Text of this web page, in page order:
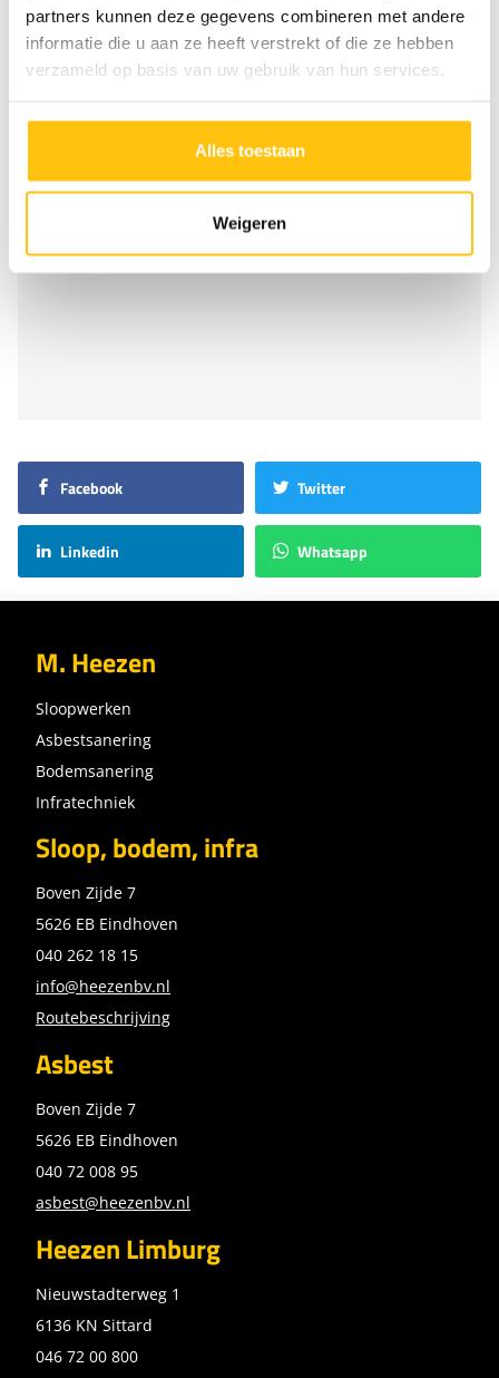
partners kunnen deze gegevens combineren met andere
informatie die u aan ze heeft verstrekt of die ze hebben
verzameld op basis van uw gebruik van hun services.
Alles toestaan
Weigeren
hebben we oude bouwmaterialen vrij weten te maken
voor direct hergebruik, waaronder dakpannen, houten
balken, dakbeschot, deuren en kozijnen zijn in ruime
Facebook Twitter
Linkedin Whatsapp
M. Heezen
Sloopwerken
Asbestsanering
Bodemsanering
Infratechniek
Sloop, bodem, infra
Boven Zijde 7
5626 EB Eindhoven
040 262 18 15
info@heezenbv.nl
Routebeschrijving
Asbest
Boven Zijde 7
5626 EB Eindhoven
040 72 008 95
asbest@heezenbv.nl
Heezen Limburg
Nieuwstadterweg 1
6136 KN Sittard
046 72 00 800